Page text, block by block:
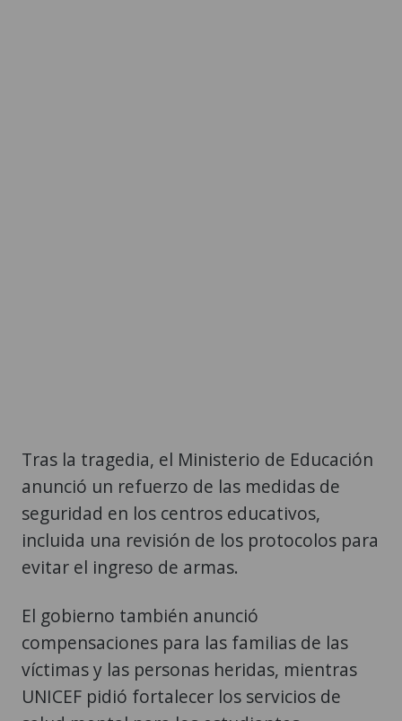
Tras la tragedia, el Ministerio de Educación
anunció un refuerzo de las medidas de
seguridad en los centros educativos,
incluida una revisión de los protocolos para
evitar el ingreso de armas.
El gobierno también anunció
compensaciones para las familias de las
víctimas y las personas heridas, mientras
UNICEF pidió fortalecer los servicios de